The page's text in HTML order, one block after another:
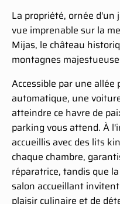
La propriété, ornée
vue imprenable sur la
Mijas, le château
montagnes
Accessible par une allée
automatique, une
atteindre ce havre de
parking vous attend. À
accueillis avec des lits
chaque chambre,
réparatrice, tandis que
salon accueillant
plaisir culinaire et de